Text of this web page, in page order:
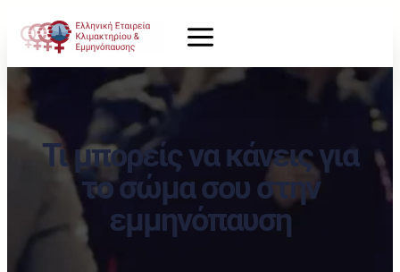
Τι μπορείς να κάνεις για
το σώμα σου στην
εμμηνόπαυση